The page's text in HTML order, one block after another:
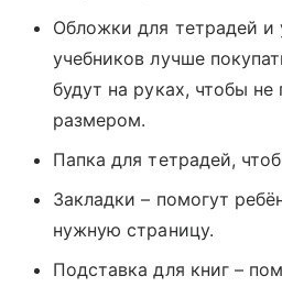
Обложки для тетрадей и
учебников лучше
будут на руках, чтобы не
размером.
Папка для тетрадей,
Закладки – помогут
нужную страницу.
Подставка для книг –